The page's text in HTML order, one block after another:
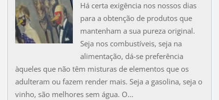
Há certa exigência nos nossos dias
para a obtenção de produtos que
mantenham a sua pureza original.
Seja nos combustíveis, seja na
alimentação, dá-se preferência
àqueles que não têm misturas de elementos que os
adulteram ou fazem render mais. Seja a gasolina, seja o
vinho, são melhores sem água. O...